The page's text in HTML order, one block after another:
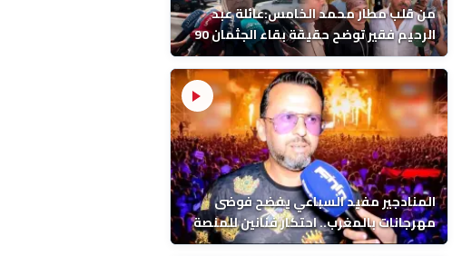
من قلب مطار محمد الخامس:عائلة عبد
الرحيم فقير توضح حقيقة بقاء الجثمان 90
يوماً قبل إعادته إلى المغرب
المنادجير مفيد السباعي يفضح فوضى
مهرجانات بالمغرب.. احتكار فنانين للمنصة
واقصاء اخرين